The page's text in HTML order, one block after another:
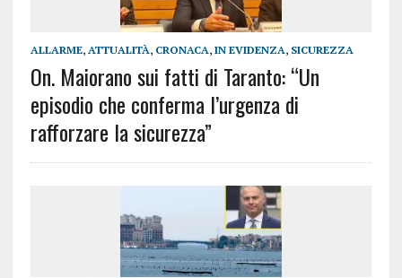
ALLARME, ATTUALITÀ, CRONACA, IN EVIDENZA, SICUREZZA
On. Maiorano sui fatti di Taranto: “Un
episodio che conferma l’urgenza di
rafforzare la sicurezza”